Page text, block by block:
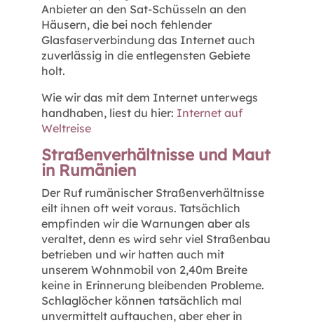
Anbieter an den Sat-Schüsseln an den
Häusern, die bei noch fehlender
Glasfaserverbindung das Internet auch
zuverlässig in die entlegensten Gebiete
holt.
Wie wir das mit dem Internet unterwegs
handhaben, liest du hier: Internet auf
Weltreise
Straßenverhältnisse und Maut
in Rumänien
Der Ruf rumänischer Straßenverhältnisse
eilt ihnen oft weit voraus. Tatsächlich
empfinden wir die Warnungen aber als
veraltet, denn es wird sehr viel Straßenbau
betrieben und wir hatten auch mit
unserem Wohnmobil von 2,40m Breite
keine in Erinnerung bleibenden Probleme.
Schlaglöcher können tatsächlich mal
unvermittelt auftauchen, aber eher in